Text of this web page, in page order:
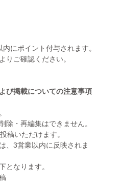
にポイント付与されます。
りご確認ください。
び掲載についての注意事項
・再編集はできません。
稿いただけます。
、3営業以内に反映されま
となります。